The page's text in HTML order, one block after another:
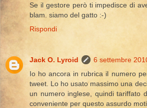
Se il gestore però ti impedisce di
blam. siamo del gatto :-)
Rispondi
Jack O. Lyroid
6 settembre
Io ho ancora in rubrica il numero
tweet. Lo ho usato massimo una
un numero inglese, quindi tariffato
conveniente per questo assurdo